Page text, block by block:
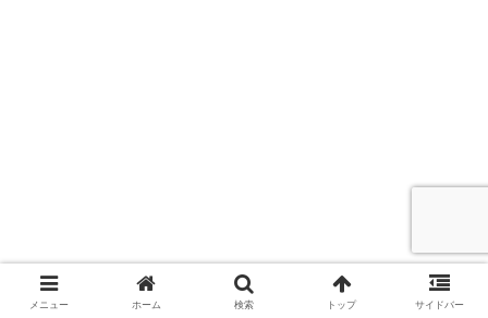
メニュー ホーム 検索 トップ サイドバー